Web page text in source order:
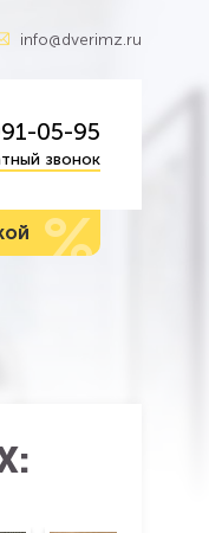
info@dverimz.ru
05-95
звонок
%